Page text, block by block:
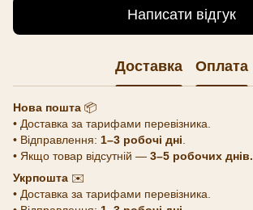
Написати відгук
Доставка Оплата
Нова пошта 📦
• Доставка за тарифами перевізника.
• Відправлення: 1–3 робочі дні
• Якщо товар відсутній — 3–5 робочих днів.
Укрпошта ✉️
• Доставка за тарифами перевізника.